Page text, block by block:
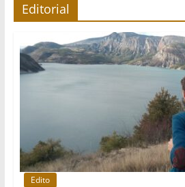
Editorial
Edito